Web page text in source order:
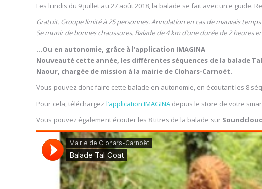
Les lundis du 9 juillet au 27 août 2018, la balade se fait avec un.e guide.
Gratuit. Groupe limité à 25 personnes. Annulation en cas de mauvais
Se munir de bonnes chaussures. Balade de 4 km d’une durée de 2 heures
…Ou en autonomie, grâce à l’application IMAGINA
Nouveauté cette année, les différentes séquences de la balade
Naour, chargée de mission à la mairie de Clohars-Carnoët.
Vous pouvez donc faire cette balade en autonomie, en écoutant les 8
Pour cela, téléchargez l’application IMAGINA depuis le store de votre
Vous pouvez également écouter les 8 titres de la balade sur